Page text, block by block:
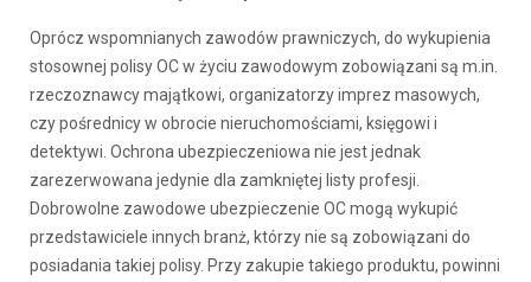
Oprócz wspomnianych zawodów prawniczych, do wykupienia
stosownej polisy OC w życiu zawodowym zobowiązani są m.in.
rzeczoznawcy majątkowi, organizatorzy imprez masowych,
czy pośrednicy w obrocie nieruchomościami, księgowi i
detektywi. Ochrona ubezpieczeniowa nie jest jednak
zarezerwowana jedynie dla zamkniętej listy profesji.
Dobrowolne zawodowe ubezpieczenie OC mogą wykupić
przedstawiciele innych branż, którzy nie są zobowiązani do
posiadania takiej polisy. Przy zakupie takiego produktu, powinni